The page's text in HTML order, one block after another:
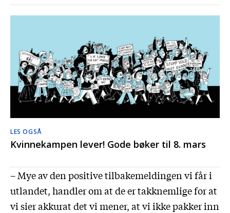
LES OGSÅ
Kvinnekampen lever! Gode bøker til 8. mars
– Mye av den positive tilbakemeldingen vi får i
utlandet, handler om at de er takknemlige for at
vi sier akkurat det vi mener, at vi ikke pakker inn